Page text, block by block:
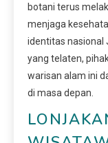
botani terus
menjaga
identitas nasional
yang telaten,
warisan alam ini
di masa depan.